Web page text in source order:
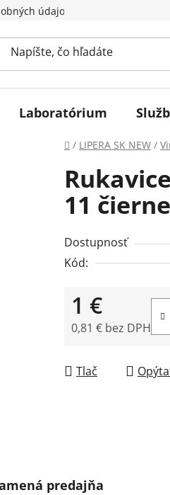
údajov
Laboratórium
Domov
/ LIPERA SK NEW /
11 čierne
Dostupnosť
Kód:
1 €
0,81 € bez DPH
Tlač
predajňa